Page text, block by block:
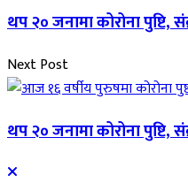
थप २० जनामा कोरोना
Next Post
थप २० जनामा कोरोना